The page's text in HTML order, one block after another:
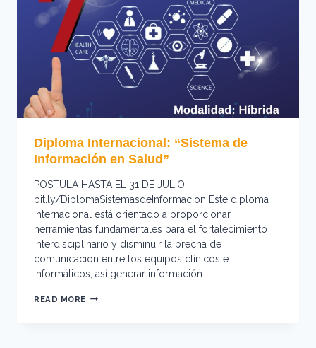
Diploma Internacional: “Sistema de
Información en Salud”
POSTULA HASTA EL 31 DE JULIO
bit.ly/DiplomaSistemasdeInformacion Este diploma
internacional está orientado a proporcionar
herramientas fundamentales para el fortalecimiento
interdisciplinario y disminuir la brecha de
comunicación entre los equipos clínicos e
informáticos, así generar información…
READ MORE DIPLOMA